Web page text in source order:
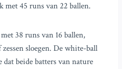
met 45 runs van 22 ballen.
38 runs van 16 ballen,
sloegen. De white-ball
beide batters van nature